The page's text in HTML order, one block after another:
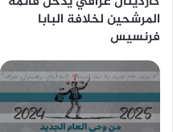
المرشحين لخلافة البابا
فرنسيس